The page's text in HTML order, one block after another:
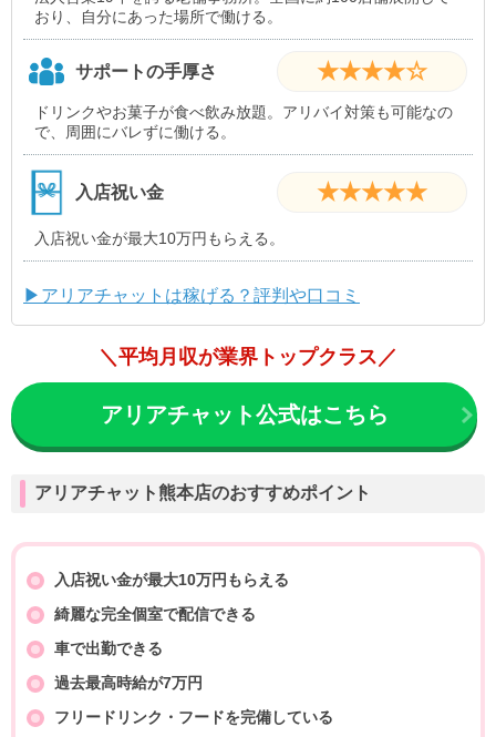
おり、自分にあった場所で働ける。
サポートの手厚さ ★★★★☆
ドリンクやお菓子が食べ飲み放題。アリバイ対策も可能なの
で、周囲にバレずに働ける。
入店祝い金 ★★★★★
入店祝い金が最大10万円もらえる。
▶アリアチャットは稼げる？評判や口コミ
＼平均月収が業界トップクラス／
アリアチャット公式はこちら
アリアチャット熊本店のおすすめポイント
入店祝い金が最大10万円もらえる
綺麗な完全個室で配信できる
車で出勤できる
過去最高時給が7万円
フリードリンク・フードを完備している